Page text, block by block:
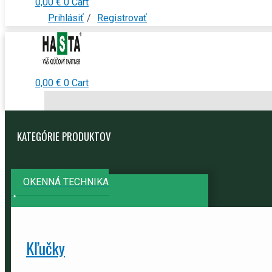
Prihlásiť / Registrovať
0,00 € 0 Cart
KATEGÓRIE PRODUKTOV
OKENNÁ TECHNIKA
Kľučky